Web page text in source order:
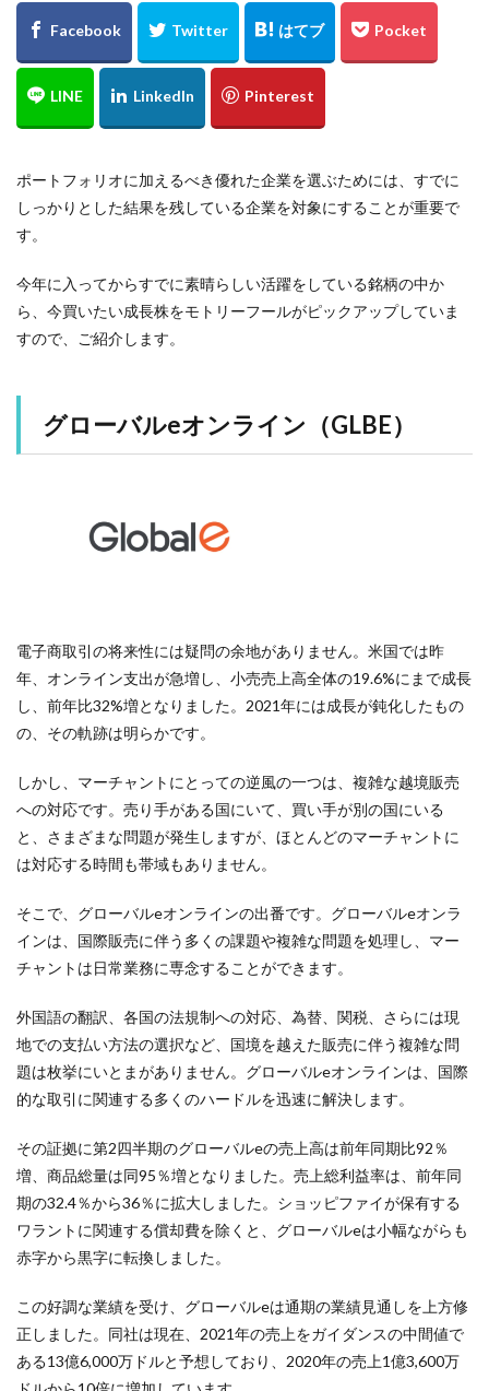
ポートフォリオに加えるべき優れた企業を選ぶためには、すでに
しっかりとした結果を残している企業を対象にすることが重要で
す。
今年に入ってからすでに素晴らしい活躍をしている銘柄の中か
ら、今買いたい成長株をモトリーフールがピックアップしていま
すので、ご紹介します。
グローバルeオンライン（GLBE）
電子商取引の将来性には疑問の余地がありません。米国では昨
年、オンライン支出が急増し、小売売上高全体の19.6%にまで成長
し、前年比32%増となりました。2021年には成長が鈍化したもの
の、その軌跡は明らかです。
しかし、マーチャントにとっての逆風の一つは、複雑な越境販売
への対応です。売り手がある国にいて、買い手が別の国にいる
と、さまざまな問題が発生しますが、ほとんどのマーチャントに
は対応する時間も帯域もありません。
そこで、グローバルeオンラインの出番です。グローバルeオンラ
インは、国際販売に伴う多くの課題や複雑な問題を処理し、マー
チャントは日常業務に専念することができます。
外国語の翻訳、各国の法規制への対応、為替、関税、さらには現
地での支払い方法の選択など、国境を越えた販売に伴う複雑な問
題は枚挙にいとまがありません。グローバルeオンラインは、国際
的な取引に関連する多くのハードルを迅速に解決します。
その証拠に第2四半期のグローバルeの売上高は前年同期比92％
増、商品総量は同95％増となりました。売上総利益率は、前年同
期の32.4％から36％に拡大しました。ショッピファイが保有する
ワラントに関連する償却費を除くと、グローバルeは小幅ながらも
赤字から黒字に転換しました。
この好調な業績を受け、グローバルeは通期の業績見通しを上方修
正しました。同社は現在、2021年の売上をガイダンスの中間値で
ある13億6,000万ドルと予想しており、2020年の売上1億3,600万